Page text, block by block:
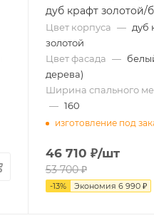
дуб крафт золотой/
Цвет корпуса — дуб
золотой
Цвет фасада —
дерева)
Ширина спального
— 160
изготовление под
46 710 ₽/шт
53 700₽
-13% Экономия 6 990₽